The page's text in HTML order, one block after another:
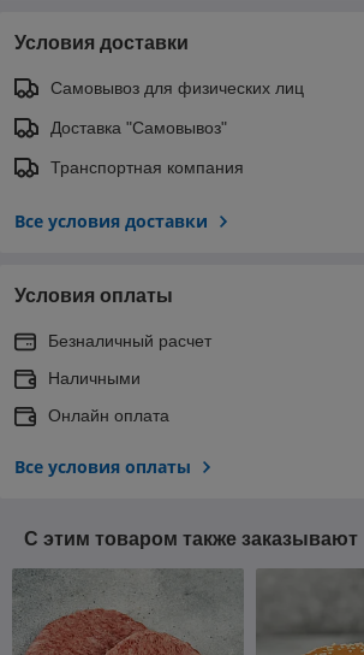
Условия доставки
Самовывоз для физических лиц
Доставка "Самовывоз"
Транспортная компания
Все условия доставки
Условия оплаты
Безналичный расчет
Наличными
Онлайн оплата
Все условия оплаты
С этим товаром также заказывают